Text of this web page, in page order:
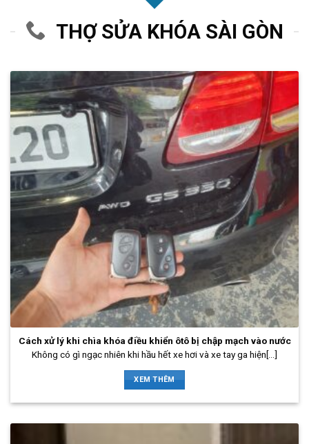
THỢ SỬA KHÓA SÀI GÒN
Cách xử lý khi chìa khóa điều khiển ôtô bị chập mạch vào nước
Không có gì ngạc nhiên khi hầu hết xe hơi và xe tay ga hiện[...]
XEM THÊM